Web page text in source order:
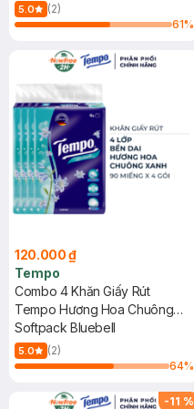
5.0
(2)
61%
120.000 ₫
Tempo
Combo 4 Khăn Giấy Rút
Tempo Hương Hoa Chuông
Xanh 4 Lớp 90 Miếng/Gói
Softpack Bluebell
5.0
(2)
64%
-11 %